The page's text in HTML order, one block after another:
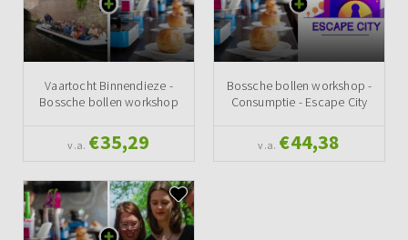
Vaartocht Binnendieze -
Bossche bollen workshop
v.a. €35,29
Bossche bollen workshop -
Consumptie - Escape City
v.a. €44,38